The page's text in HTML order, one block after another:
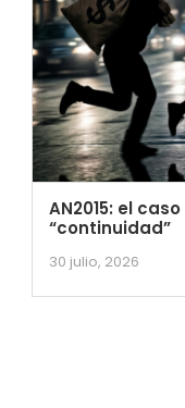
AN2015: el
“continuidad”
30 julio, 2026